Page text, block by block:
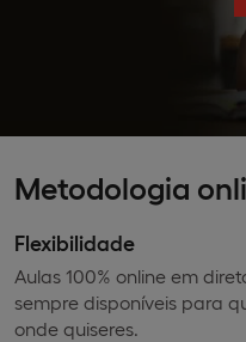
Metodologia
Flexibilidade
Aulas 100% online em
sempre disponíveis para
onde quiseres.